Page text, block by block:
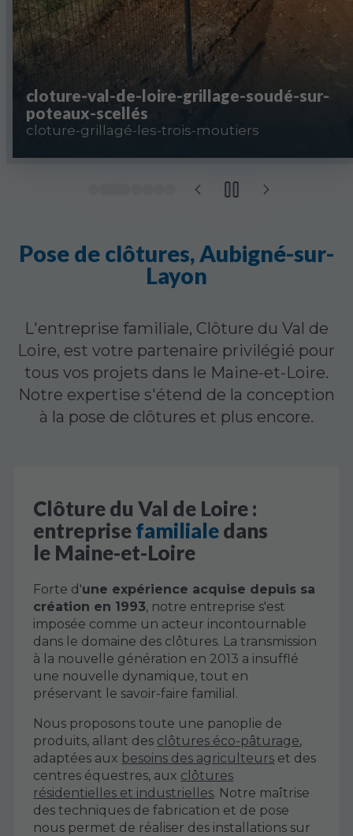
cloture-val-de-loire-grillage-soudé-sur-
poteaux-scellés
cloture-grillagé-les-trois-moutiers
Pose de clôtures, Aubigné-sur-
Layon
L'entreprise familiale, Clôture du Val de
Loire, est votre partenaire privilégié pour
tous vos projets dans le Maine-et-Loire.
Notre expertise s'étend de la conception
à la pose de clôtures et plus encore.
Clôture du Val de Loire :
entreprisefamilialedans
le Maine-et-Loire
Forte d'une expérience acquise depuis sa
création en 1993, notre entreprise s'est
imposée comme un acteur incontournable
dans le domaine des clôtures. La transmission
à la nouvelle génération en 2013 a insufflé
une nouvelle dynamique, tout en
préservant le savoir-faire familial.
Nous proposons toute une panoplie de
produits, allant des clôtures éco-pâturage,
adaptées aux besoins des agriculteurs et des
centres équestres, aux clôtures
résidentielles et industrielles. Notre maîtrise
des techniques de fabrication et de pose
nous permet de réaliser des installations sur